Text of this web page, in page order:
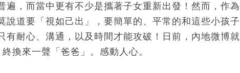
遍，而當中更有不少是攜著子女重新出發！然而，作為
說道要「視如己出」，要簡單的、平常的和這些小孩子
有耐心、溝通，以及時間才能攻破！日前，內地微博就
換來一聲「爸爸」。感動人心。